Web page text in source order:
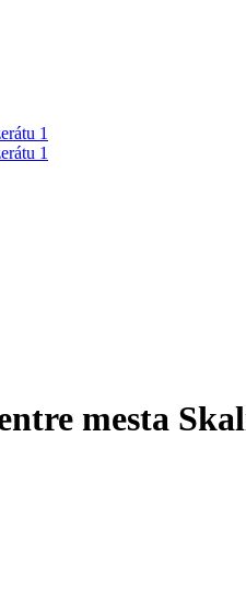
mesta